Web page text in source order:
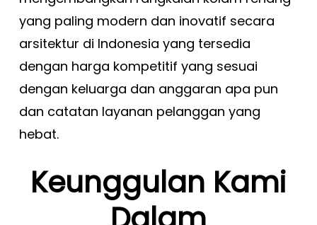
yang paling modern dan inovatif secara
arsitektur di Indonesia yang tersedia
dengan harga kompetitif yang sesuai
dengan keluarga dan anggaran apa pun
dan catatan layanan pelanggan yang
hebat.
Keunggulan Kami